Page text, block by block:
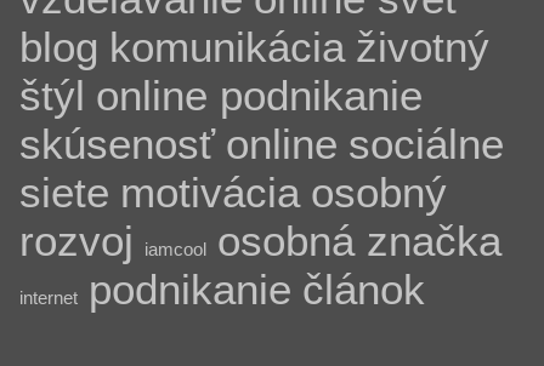
blog komunikácia životný
štýl online podnikanie
skúsenosť online sociálne
siete motivácia osobný
rozvoj
iamcool osobná značka
internet podnikanie článok